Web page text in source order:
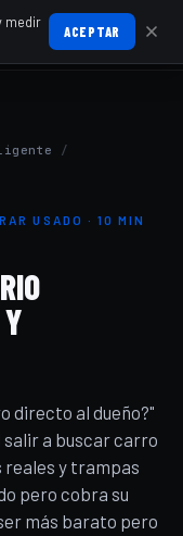
/
USADO · 10 MIN
directo al dueño?"
salir a buscar carro
reales y trampas
pero cobra su
más barato pero
medir
ACEPTAR